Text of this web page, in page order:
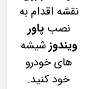
نقشه اقدام به
نصب پاور
ویندوزشیشه
های خودرو
خود کنید.